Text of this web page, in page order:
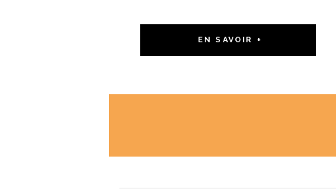
EN SAVOIR +